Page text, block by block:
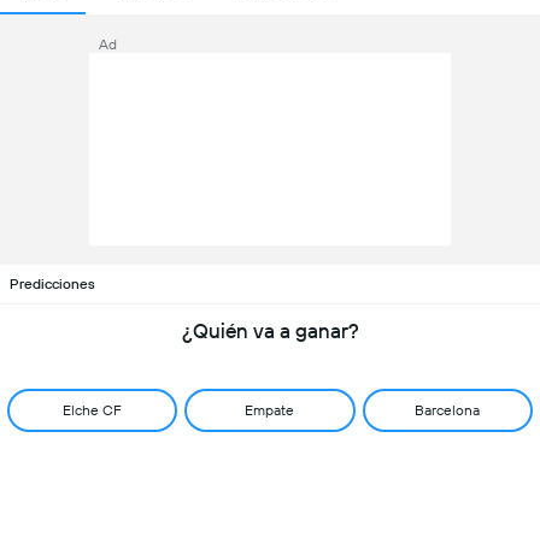
Ad
Predicciones
¿Quién va a ganar?
Elche CF Empate Barcelona